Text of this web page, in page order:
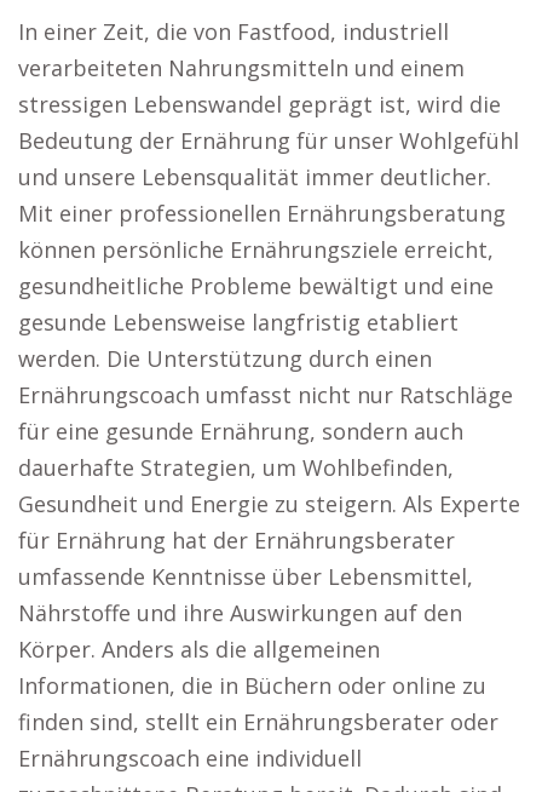
In einer Zeit, die von Fastfood, industriell
verarbeiteten Nahrungsmitteln und einem
stressigen Lebenswandel geprägt ist, wird die
Bedeutung der Ernährung für unser Wohlgefühl
und unsere Lebensqualität immer deutlicher.
Mit einer professionellen Ernährungsberatung
können persönliche Ernährungsziele erreicht,
gesundheitliche Probleme bewältigt und eine
gesunde Lebensweise langfristig etabliert
werden. Die Unterstützung durch einen
Ernährungscoach umfasst nicht nur Ratschläge
für eine gesunde Ernährung, sondern auch
dauerhafte Strategien, um Wohlbefinden,
Gesundheit und Energie zu steigern. Als Experte
für Ernährung hat der Ernährungsberater
umfassende Kenntnisse über Lebensmittel,
Nährstoffe und ihre Auswirkungen auf den
Körper. Anders als die allgemeinen
Informationen, die in Büchern oder online zu
finden sind, stellt ein Ernährungsberater oder
Ernährungscoach eine individuell